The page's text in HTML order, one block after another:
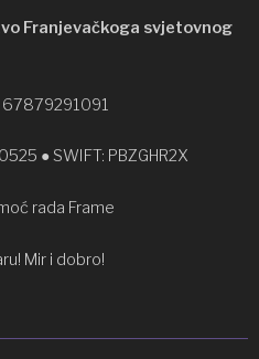
Franjevačkoga svjetovnog
● SWIFT: PBZGHR2X
rada Frame
Mir i dobro!